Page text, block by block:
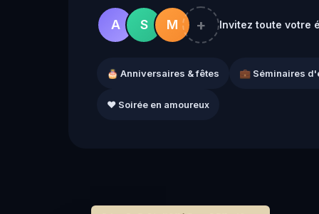
A S M + Invitez toute votre
🎂 Anniversaires & fêtes 💼 Séminaires
❤️ Soirée en amoureux